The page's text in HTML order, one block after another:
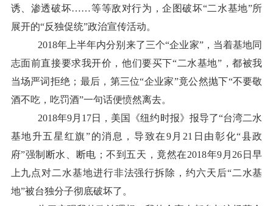
诱、渗透破坏……等等敌对行为，企图破坏“二水基地”所
展开的“反独促统”政治宣传活动。
2018年上半年内分别来了三个“企业家”，当着基地同
志面前直接要求我开价，他们要买下“二水基地”，都被我
当场严词拒绝；最后，第三位“企业家”竟公然抛下“不要敬
酒不吃，吃罚酒”一句话便愤然离去。
2018年9月17日，美国《纽约时报》报导了“台湾二水
基地升五星红旗”的消息，导致在9月21日由彰化“县政
府”强制断水、断电；不到五天，竟然在2018年9月26日早
上九点对二水基地进行非法强行拆除，约六天后“二水基
地”被台独分子彻底破坏了。